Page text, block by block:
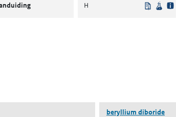
H Uit
beryllium diboride